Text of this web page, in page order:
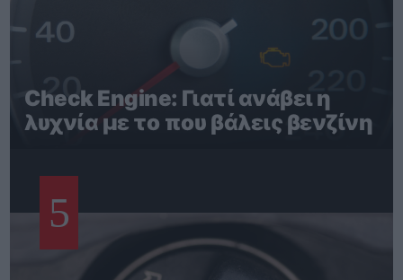
Check Engine: Γιατί ανάβει η
λυχνία με το που βάλεις βενζίνη
5